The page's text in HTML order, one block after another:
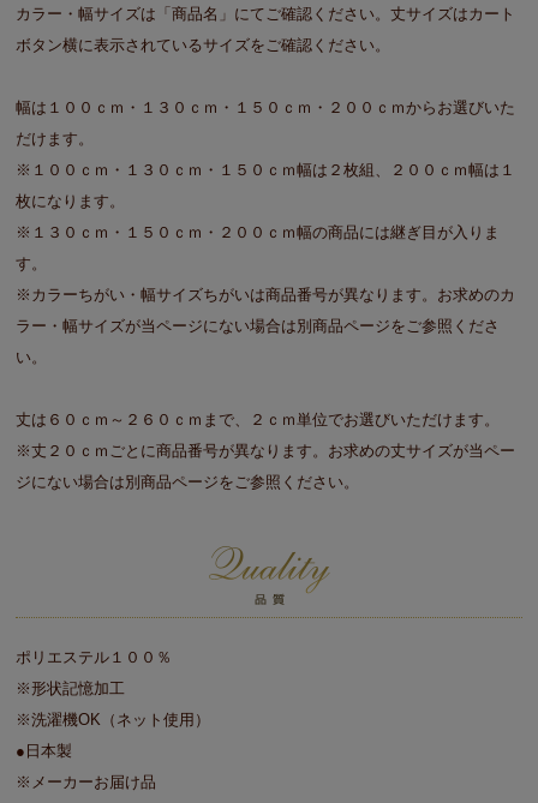
カラー・幅サイズは「商品名」にてご確認ください。丈サイズはカート
ボタン横に表示されているサイズをご確認ください。
幅は１００ｃｍ・１３０ｃｍ・１５０ｃｍ・２００ｃｍからお選びいた
だけます。
※１００ｃｍ・１３０ｃｍ・１５０ｃｍ幅は２枚組、２００ｃｍ幅は１
枚になります。
※１３０ｃｍ・１５０ｃｍ・２００ｃｍ幅の商品には継ぎ目が入りま
す。
※カラーちがい・幅サイズちがいは商品番号が異なります。お求めのカ
ラー・幅サイズが当ページにない場合は別商品ページをご参照くださ
い。
丈は６０ｃｍ～２６０ｃｍまで、２ｃｍ単位でお選びいただけます。
※丈２０ｃｍごとに商品番号が異なります。お求めの丈サイズが当ペー
ジにない場合は別商品ページをご参照ください。
ポリエステル１００％
※形状記憶加工
※洗濯機OK（ネット使用）
●日本製
※メーカーお届け品